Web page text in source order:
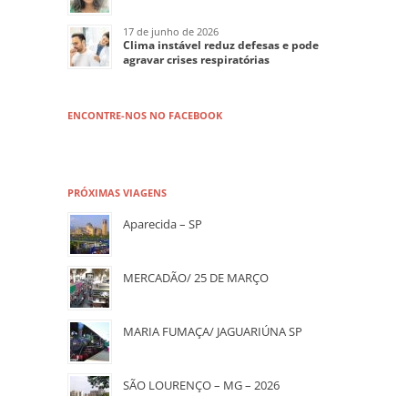
17 de junho de 2026
Clima instável reduz defesas e pode
agravar crises respiratórias
ENCONTRE-NOS NO FACEBOOK
PRÓXIMAS VIAGENS
Aparecida – SP
MERCADÃO/ 25 DE MARÇO
MARIA FUMAÇA/ JAGUARIÚNA SP
SÃO LOURENÇO – MG – 2026